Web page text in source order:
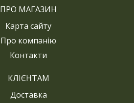
ПРО МАГАЗИН
Карта сайту
Про компанію
Контакти
КЛІЄНТАМ
Доставка